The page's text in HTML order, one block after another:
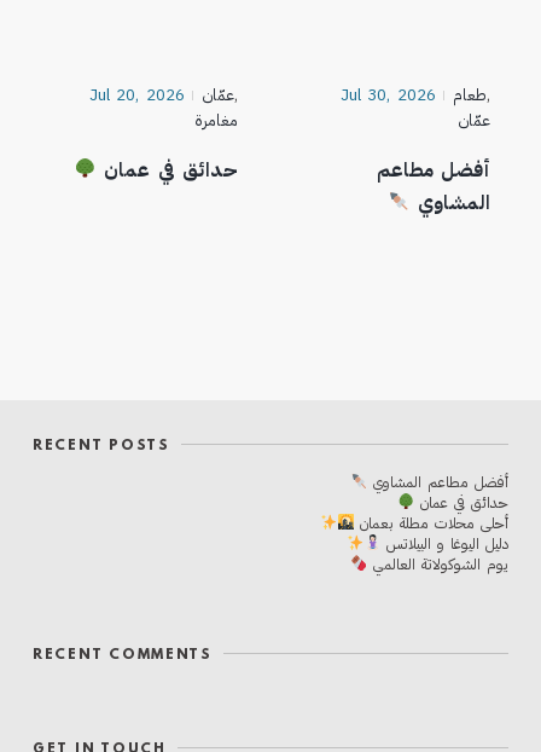
Jul 30, 2026 طعام,
عمّان
أفضل مطاعم
المشاوي
Jul 20, 2026 عمّان,
مغامرة
حدائق في عمان
RECENT POSTS
أفضل مطاعم المشاوي
حدائق في عمان
أحلی محلات مطلة بعمان
دليل اليوغا و البيلاتس
يوم الشوكولاتة العالمي
RECENT COMMENTS